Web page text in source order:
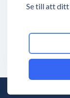
Se till att ditt